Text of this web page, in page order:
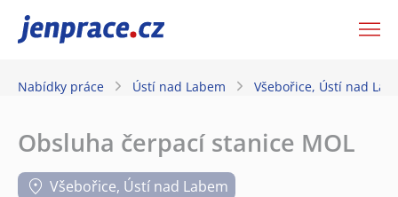
JenPráce.cz
Nabídky práce Ústí nad Labem Všebořice, Ústí nad
Obsluha čerpací stanice MOL
Všebořice, Ústí nad Labem